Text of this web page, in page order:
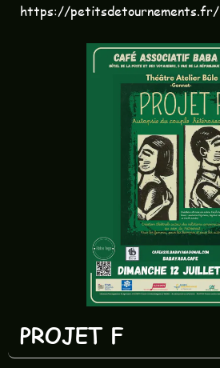
https://petitsdetournements.fr/
PROJET F